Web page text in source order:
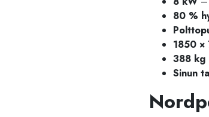
80 %
1850 ×
388 kg
Sinun